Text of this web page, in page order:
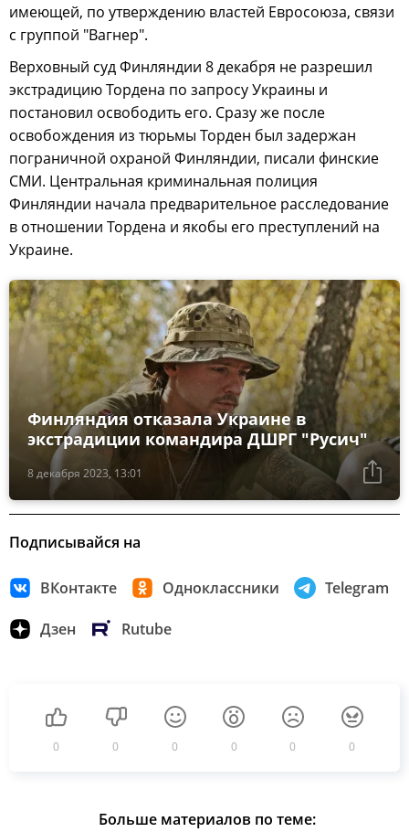
имеющей, по утверждению властей Евросоюза, связи
с группой "Вагнер".
Верховный суд Финляндии 8 декабря не разрешил
экстрадицию Тордена по запросу Украины и
постановил освободить его. Сразу же после
освобождения из тюрьмы Торден был задержан
пограничной охраной Финляндии, писали финские
СМИ. Центральная криминальная полиция
Финляндии начала предварительное расследование
в отношении Тордена и якобы его преступлений на
Украине.
8 декабря 2023, 13:01
Финляндия отказала Украине в
экстрадиции командира ДШРГ "Русич"
Подписывайся на
ВКонтакте Одноклассники Telegram
Дзен Rutube
0 0 0 0 0 0
Больше материалов по теме: